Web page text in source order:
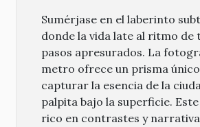
Sumérjase en el laberinto
donde la vida late al ritmo de
pasos apresurados. La
metro ofrece un prisma
capturar la esencia de la
palpita bajo la superficie.
rico en contrastes y